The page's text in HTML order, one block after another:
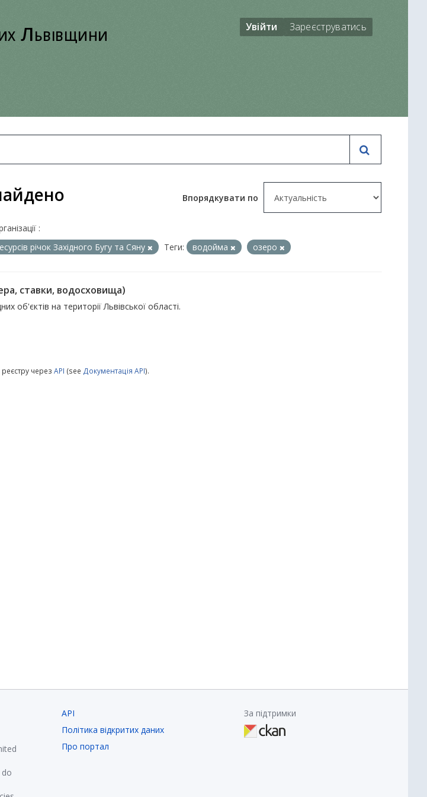
Львівщини Увійти Зареєструватись
Впорядкувати по
:
річок Західного Бугу та Сяну
Теги: водойма озеро
ставки, водосховища)
об'єктів на території Львівської області.
через API (see Документація API).
API
Політика відкритих даних
Про портал
За підтримки